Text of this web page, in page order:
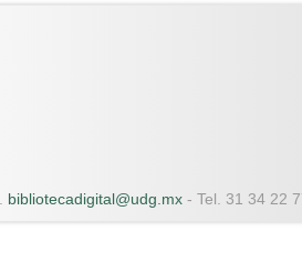
bibliotecadigital@udg.mx - Tel. 31 34 22